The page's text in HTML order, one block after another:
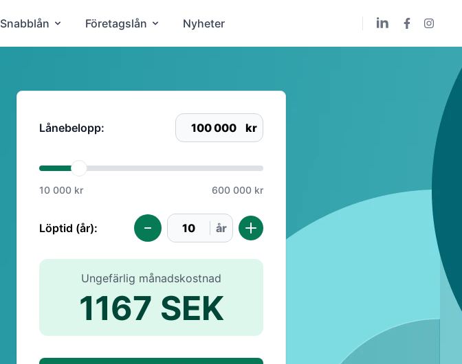
Snabblån Företagslån Nyheter
Lånebelopp: 100 000 kr
10 000 kr 600 000 kr
Löptid (år): år
Ungefärlig månadskostnad
1167 SEK